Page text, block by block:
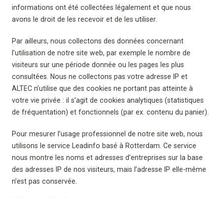
informations ont été collectées légalement et que nous
avons le droit de les recevoir et de les utiliser.
Par ailleurs, nous collectons des données concernant
l’utilisation de notre site web, par exemple le nombre de
visiteurs sur une période donnée ou les pages les plus
consultées. Nous ne collectons pas votre adresse IP et
ALTEC n’utilise que des cookies ne portant pas atteinte à
votre vie privée : il s’agit de cookies analytiques (statistiques
de fréquentation) et fonctionnels (par ex. contenu du panier).
Pour mesurer l’usage professionnel de notre site web, nous
utilisons le service Leadinfo basé à Rotterdam. Ce service
nous montre les noms et adresses d’entreprises sur la base
des adresses IP de nos visiteurs, mais l’adresse IP elle-même
n’est pas conservée.